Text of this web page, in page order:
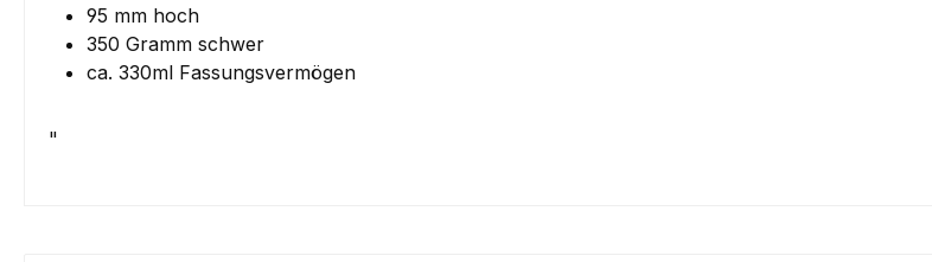
95 mm hoch
350 Gramm schwer
ca. 330ml Fassungsvermögen
"